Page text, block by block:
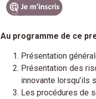
Au programme de ce
Présentation
Présentation des
innovante lorsqu’ils
Les procédures de